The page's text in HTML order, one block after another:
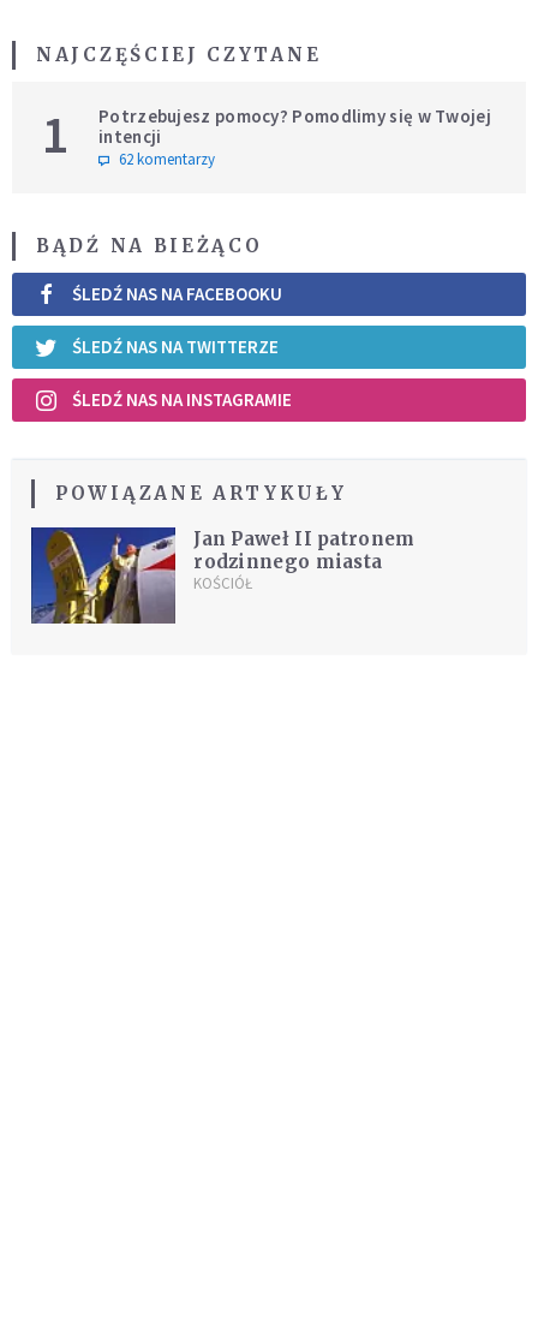
NAJCZĘŚCIEJ CZYTANE
1
Potrzebujesz pomocy? Pomodlimy się w Twojej
intencji
62 komentarzy
BĄDŹ NA BIEŻĄCO
ŚLEDŹ NAS NA FACEBOOKU
ŚLEDŹ NAS NA TWITTERZE
ŚLEDŹ NAS NA INSTAGRAMIE
POWIĄZANE ARTYKUŁY
Jan Paweł II patronem
rodzinnego miasta
KOŚCIÓŁ